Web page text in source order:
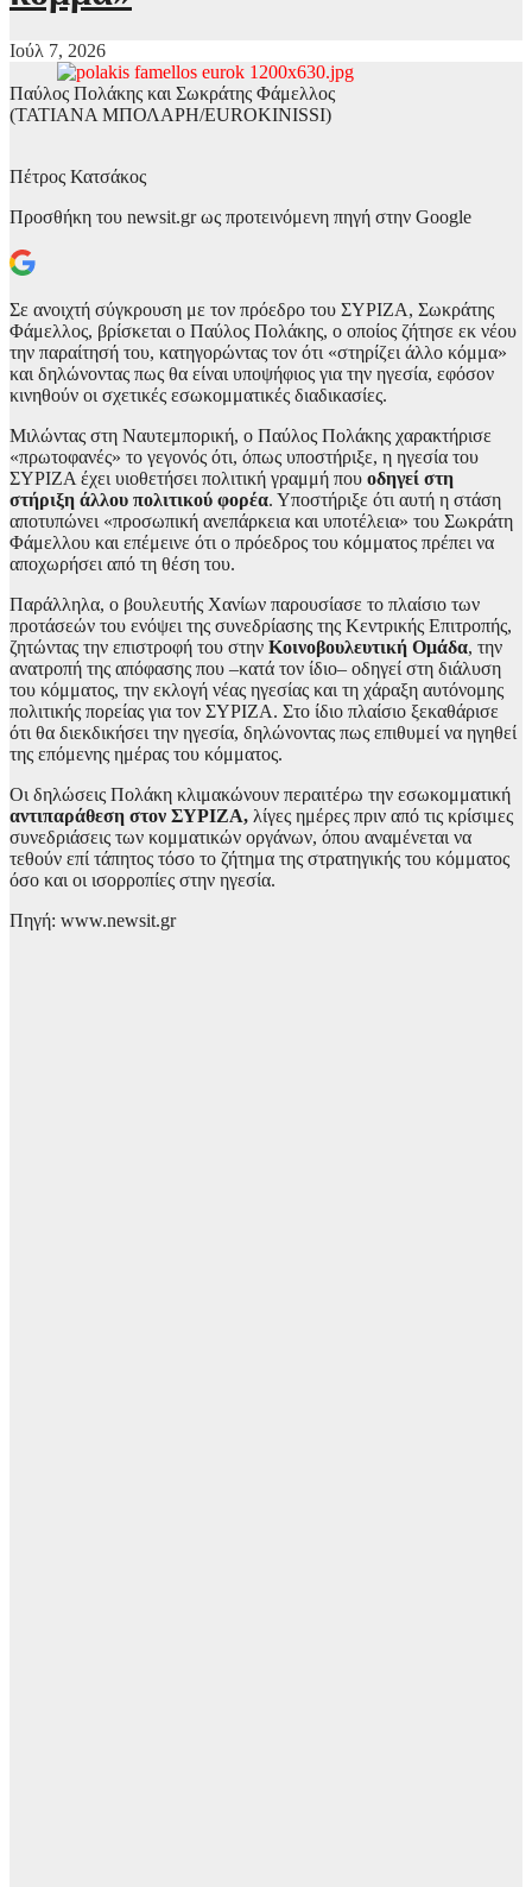
Ιούλ 7, 2026
Παύλος Πολάκης και Σωκράτης Φάμελλος
(ΤΑΤΙΑΝΑ ΜΠΟΛΑΡΗ/EUROKINISSI)
Πέτρος Κατσάκος
Προσθήκη του newsit.gr ως προτεινόμενη πηγή στην Google
Σε ανοιχτή σύγκρουση με τον πρόεδρο του ΣΥΡΙΖΑ, Σωκράτης
Φάμελλος, βρίσκεται ο Παύλος Πολάκης, ο οποίος ζήτησε εκ νέου
την παραίτησή του, κατηγορώντας τον ότι «στηρίζει άλλο κόμμα»
και δηλώνοντας πως θα είναι υποψήφιος για την ηγεσία, εφόσον
κινηθούν οι σχετικές εσωκομματικές διαδικασίες.
Μιλώντας στη Ναυτεμπορική, ο Παύλος Πολάκης χαρακτήρισε
«πρωτοφανές» το γεγονός ότι, όπως υποστήριξε, η ηγεσία του
ΣΥΡΙΖΑ έχει υιοθετήσει πολιτική γραμμή που οδηγεί στη
στήριξη άλλου πολιτικού φορέα. Υποστήριξε ότι αυτή η στάση
αποτυπώνει «προσωπική ανεπάρκεια και υποτέλεια» του Σωκράτη
Φάμελλου και επέμεινε ότι ο πρόεδρος του κόμματος πρέπει να
αποχωρήσει από τη θέση του.
Παράλληλα, ο βουλευτής Χανίων παρουσίασε το πλαίσιο των
προτάσεών του ενόψει της συνεδρίασης της Κεντρικής Επιτροπής,
ζητώντας την επιστροφή του στην Κοινοβουλευτική Ομάδα, την
ανατροπή της απόφασης που –κατά τον ίδιο– οδηγεί στη διάλυση
του κόμματος, την εκλογή νέας ηγεσίας και τη χάραξη αυτόνομης
πολιτικής πορείας για τον ΣΥΡΙΖΑ. Στο ίδιο πλαίσιο ξεκαθάρισε
ότι θα διεκδικήσει την ηγεσία, δηλώνοντας πως επιθυμεί να ηγηθεί
της επόμενης ημέρας του κόμματος.
Οι δηλώσεις Πολάκη κλιμακώνουν περαιτέρω την εσωκομματική
αντιπαράθεση στον ΣΥΡΙΖΑ, λίγες ημέρες πριν από τις κρίσιμες
συνεδριάσεις των κομματικών οργάνων, όπου αναμένεται να
τεθούν επί τάπητος τόσο το ζήτημα της στρατηγικής του κόμματος
όσο και οι ισορροπίες στην ηγεσία.
Πηγή: www.newsit.gr